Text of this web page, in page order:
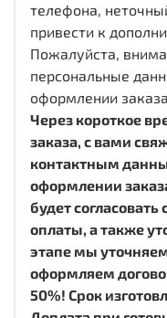
телефона,
привести к
Пожалуйста,
персональные
оформлении
Через короткое
заказа, с вами
контактным
оформлении
будет
оплаты, а также
этапе мы
оформляем
50%! Срок